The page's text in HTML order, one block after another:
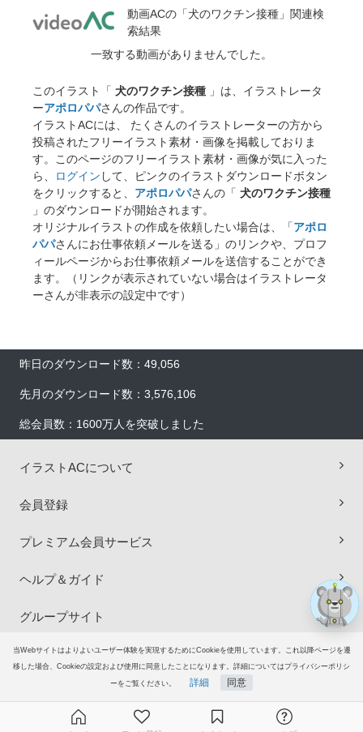
当Webサイトはよりよいユーザー体験を実現するためにCookieを使用しています。これ以降ページを遷
移した場合、Cookieの設定および使用に同意したことになります。詳細についてはプライバシーポリシ
ーをご覧ください。 詳細 同意
動画ACの「犬のワクチン接種」関連検
索結果
一致する動画がありませんでした。
このイラスト「 犬のワクチン接種 」は、イラストレータ
ーアポロパパさんの作品です。
イラストACには、 たくさんのイラストレーターの方から
投稿されたフリーイラスト素材・画像を掲載しておりま
す。このページのフリーイラスト素材・画像が気に入った
ら、
ログイン して、ピンクのイラストダウンロードボタン
をクリックすると、 アポロパパさんの「 犬のワクチン接種
」のダウンロードが開始されます。
オリジナルイラストの作成を依頼したい場合は、「アポロ
パパさんにお仕事依頼メールを送る」のリンクや、プロフ
ィールページからお仕事依頼メールを送信することができ
ます。（リンクが表示されていない場合はイラストレータ
ーさんが非表示の設定中です）
昨日のダウンロード数：49,056
先月のダウンロード数：3,576,106
総会員数：1600万人を突破しました
イラストACについて
会員登録
プレミアム会員サービス
ヘルプ＆ガイド
グループサイト
ご意見・ご要望
© 2006-2026 イラストAC